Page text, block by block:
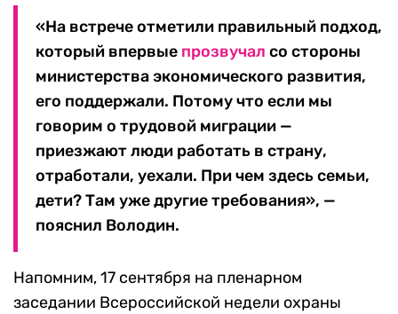
«На встрече отметили правильный подход,
который впервые прозвучал со стороны
министерства экономического развития,
его поддержали. Потому что если мы
говорим о трудовой миграции —
приезжают люди работать в страну,
отработали, уехали. При чем здесь семьи,
дети? Там уже другие требования», —
пояснил Володин.
Напомним, 17 сентября на пленарном
заседании Всероссийской недели охраны